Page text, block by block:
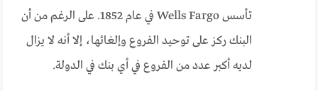
تأسس Wells Fargo في عام 1852. على الرغم من أن
البنك ركز على توحيد الفروع وإلغائها، إلا أنه لا يزال
لديه أكبر عدد من الفروع في أي بنك في الدولة.